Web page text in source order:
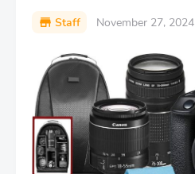
Staff November 27, 2024